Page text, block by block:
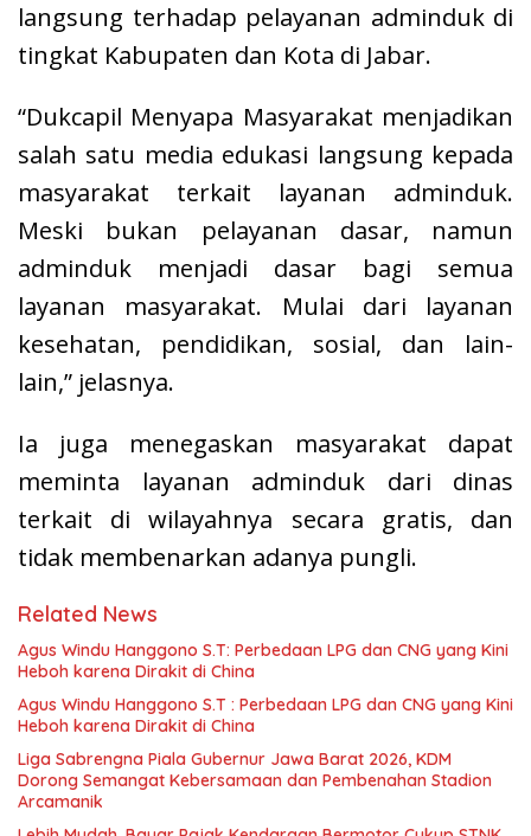
langsung terhadap pelayanan adminduk di
tingkat Kabupaten dan Kota di Jabar.
“Dukcapil Menyapa Masyarakat menjadikan
salah satu media edukasi langsung kepada
masyarakat terkait layanan adminduk.
Meski bukan pelayanan dasar, namun
adminduk menjadi dasar bagi semua
layanan masyarakat. Mulai dari layanan
kesehatan, pendidikan, sosial, dan lain-
lain,” jelasnya.
Ia juga menegaskan masyarakat dapat
meminta layanan adminduk dari dinas
terkait di wilayahnya secara gratis, dan
tidak membenarkan adanya pungli.
Related News
Agus Windu Hanggono S.T: Perbedaan LPG dan CNG yang Kini
Heboh karena Dirakit di China
Agus Windu Hanggono S.T : Perbedaan LPG dan CNG yang Kini
Heboh karena Dirakit di China
Liga Sabrengna Piala Gubernur Jawa Barat 2026, KDM
Dorong Semangat Kebersamaan dan Pembenahan Stadion
Arcamanik